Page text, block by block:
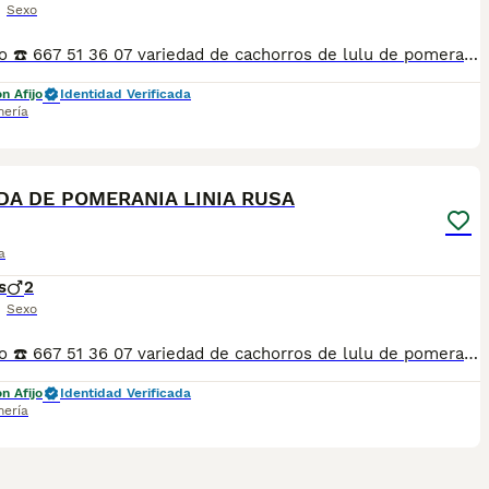
Sexo
Telefono ☎️ 667 51 36 07 variedad de cachorros de lulu de pomerania toy de muy buena calidad, pequeños y varíos colores, PADRE CAMPEÓN DE ESPAÑA, COMUNIDAD VALENCIANA Y SEGUNDO EN CASTILLA LA MANCHA SE PUEDE DEMOSTRAR CON TÍTULOS, merles disponibles tanto hembras como machos. Criados en ambiente familiar,se entregan con 3 vacunas, 3 desparasitaciones, contrato de compraventa y contrato informativo, también garantía por escrito,se hacen entregas a domicilio también, o se puede recoger en el centro de cría,teléfono 667 51 36 07,, SON TOYS MUY PEQUEÑO
Afijo
Identidad Verificada
DE POMERANIA LINIA RUSA
2
Sexo
Telefono ☎️ 667 51 36 07 variedad de cachorros de lulu de pomerania toy de muy buena calidad, pequeños y varíos colores, PADRE CAMPEÓN DE ESPAÑA, COMUNIDAD VALENCIANA Y SEGUNDO EN CASTILLA LA MANCHA SE PUEDE DEMOSTRAR CON TÍTULOS, merles disponibles tanto hembras como machos. Criados en ambiente familiar,se entregan con 3 vacunas, 3 desparasitaciones, contrato de compraventa y contrato informativo, también garantía por escrito,se hacen entregas a domicilio también, o se puede recoger en el centro de cría,teléfono 667 51 36 07,, SON TOYS MUY PEQUEÑO Precio 0 €
Afijo
Identidad Verificada